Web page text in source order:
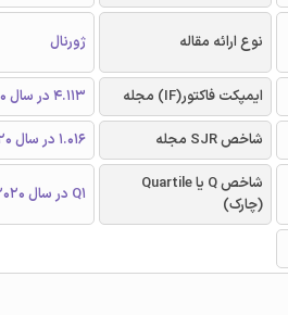
نوع ارائه مقاله ژورنال
ایمپکت فاکتور(IF) مجله
4.113 در سال 2020
شاخص SJR مجله 1.016 در سال 2020
شاخص Q یا Quartile
(چارک)
Q1 در سال 2020